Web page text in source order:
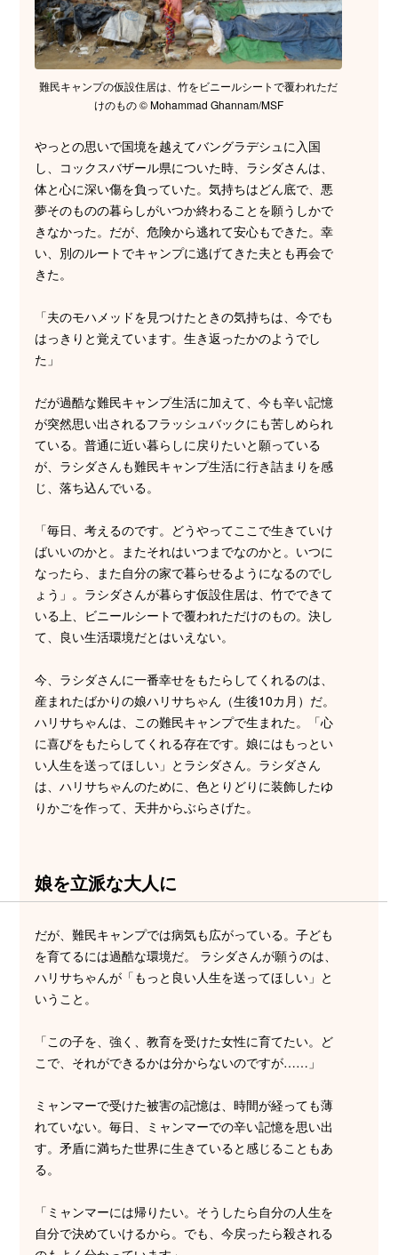
難民キャンプの仮設住居は、竹をビニールシートで覆われただ
けのもの © Mohammad Ghannam/MSF
やっとの思いで国境を越えてバングラデシュに入国
し、コックスバザール県についた時、ラシダさんは、
体と心に深い傷を負っていた。気持ちはどん底で、悪
夢そのものの暮らしがいつか終わることを願うしかで
きなかった。だが、危険から逃れて安心もできた。幸
い、別のルートでキャンプに逃げてきた夫とも再会で
きた。
「夫のモハメッドを見つけたときの気持ちは、今でも
はっきりと覚えています。生き返ったかのようでし
た」
だが過酷な難民キャンプ生活に加えて、今も辛い記憶
が突然思い出されるフラッシュバックにも苦しめられ
ている。普通に近い暮らしに戻りたいと願っている
が、ラシダさんも難民キャンプ生活に行き詰まりを感
じ、落ち込んでいる。
「毎日、考えるのです。どうやってここで生きていけ
ばいいのかと。またそれはいつまでなのかと。いつに
なったら、また自分の家で暮らせるようになるのでし
ょう」。ラシダさんが暮らす仮設住居は、竹でできて
いる上、ビニールシートで覆われただけのもの。決し
て、良い生活環境だとはいえない。
今、ラシダさんに一番幸せをもたらしてくれるのは、
産まれたばかりの娘ハリサちゃん（生後10カ月）だ。
ハリサちゃんは、この難民キャンプで生まれた。「心
に喜びをもたらしてくれる存在です。娘にはもっとい
い人生を送ってほしい」とラシダさん。ラシダさん
は、ハリサちゃんのために、色とりどりに装飾したゆ
りかごを作って、天井からぶらさげた。
娘を立派な大人に
だが、難民キャンプでは病気も広がっている。子ども
を育てるには過酷な環境だ。 ラシダさんが願うのは、
ハリサちゃんが「もっと良い人生を送ってほしい」と
いうこと。
「この子を、強く、教育を受けた女性に育てたい。ど
こで、それができるかは分からないのですが……」
ミャンマーで受けた被害の記憶は、時間が経っても薄
れていない。毎日、ミャンマーでの辛い記憶を思い出
す。矛盾に満ちた世界に生きていると感じることもあ
る。
「ミャンマーには帰りたい。そうしたら自分の人生を
自分で決めていけるから。でも、今戻ったら殺される